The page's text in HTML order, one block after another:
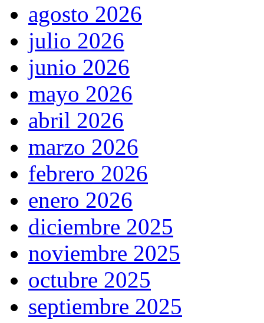
agosto 2026
julio 2026
junio 2026
mayo 2026
abril 2026
marzo 2026
febrero 2026
enero 2026
diciembre 2025
noviembre 2025
octubre 2025
septiembre 2025